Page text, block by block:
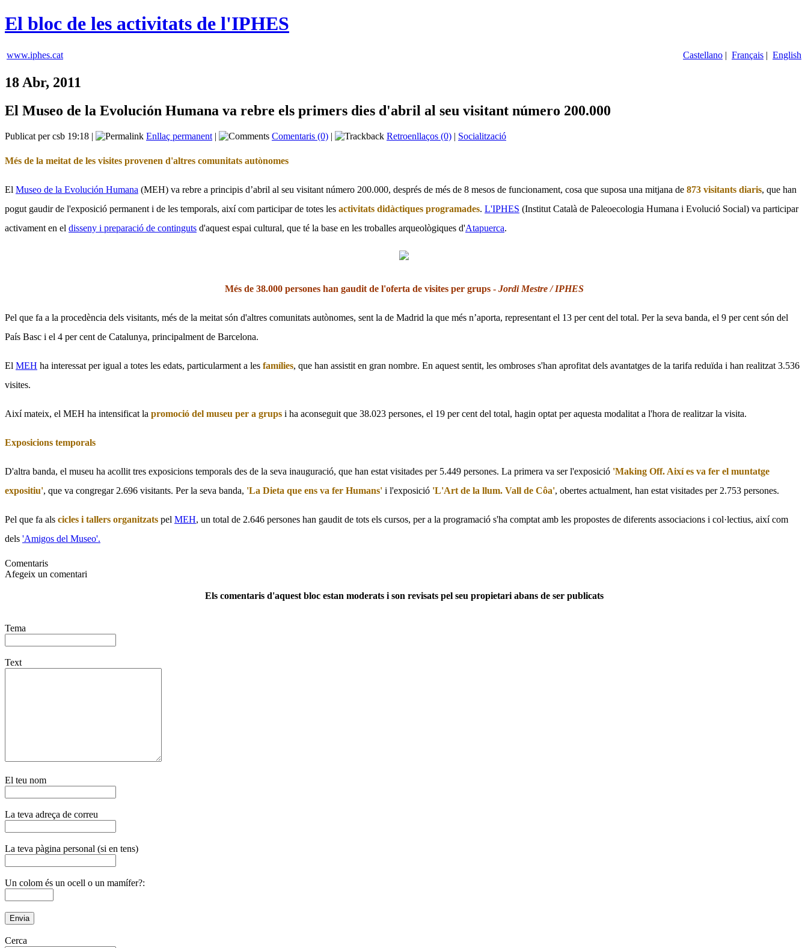
El bloc de les activitats de l'IPHES
www.iphes.cat Castellano | Français | English
18 Abr, 2011
El Museo de la Evolución Humana va rebre els primers dies d'abril al seu visitant número 200.000
Publicat per csb 19:18 | Enllaç permanent | Comentaris (0) | Retroenllaços (0) | Socialització
Més de la meitat de les visites provenen d'altres comunitats autònomes
El Museo de la Evolución Humana (MEH) va rebre a principis d’abril al seu visitant número 200.000, després de més de 8 mesos de funcionament, cosa que suposa una mitjana de 873 visitants diaris, que han
pogut gaudir de l'exposició permanent i de les temporals, així com participar de totes les activitats didàctiques programades. L'IPHES (Institut Català de Paleoecologia Humana i Evolució Social) va participar
activament en el disseny i preparació de continguts d'aquest espai cultural, que té la base en les troballes arqueològiques d'Atapuerca.
Més de 38.000 persones han gaudit de l'oferta de visites per grups - Jordi Mestre / IPHES
Pel que fa a la procedència dels visitants, més de la meitat són d'altres comunitats autònomes, sent la de Madrid la que més n’aporta, representant el 13 per cent del total. Per la seva banda, el 9 per cent són del
País Basc i el 4 per cent de Catalunya, principalment de Barcelona.
El MEH ha interessat per igual a totes les edats, particularment a les famílies, que han assistit en gran nombre. En aquest sentit, les ombroses s'han aprofitat dels avantatges de la tarifa reduïda i han realitzat 3.536
visites.
Així mateix, el MEH ha intensificat la promoció del museu per a grups i ha aconseguit que 38.023 persones, el 19 per cent del total, hagin optat per aquesta modalitat a l'hora de realitzar la visita.
Exposicions temporals
D'altra banda, el museu ha acollit tres exposicions temporals des de la seva inauguració, que han estat visitades per 5.449 persones. La primera va ser l'exposició 'Making Off. Així es va fer el muntatge
expositiu', que va congregar 2.696 visitants. Per la seva banda, 'La Dieta que ens va fer Humans' i l'exposició 'L'Art de la llum. Vall de Côa', obertes actualment, han estat visitades per 2.753 persones.
Pel que fa als cicles i tallers organitzats pel MEH, un total de 2.646 persones han gaudit de tots els cursos, per a la programació s'ha comptat amb les propostes de diferents associacions i col·lectius, així com
dels 'Amigos del Museo'.
Comentaris
Afegeix un comentari
Els comentaris d'aquest bloc estan moderats i son revisats pel seu propietari abans de ser publicats
Tema
Text
El teu nom
La teva adreça de correu
La teva pàgina personal (si en tens)
Un colom és un ocell o un mamífer?:
Cerca